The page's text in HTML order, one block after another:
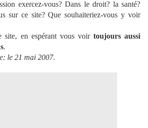
exercez-vous? Dans le droit? la santé?
sur ce site? Que souhaiteriez-vous y voir
site, en espérant vous voir toujours aussi
.
le 21 mai 2007.